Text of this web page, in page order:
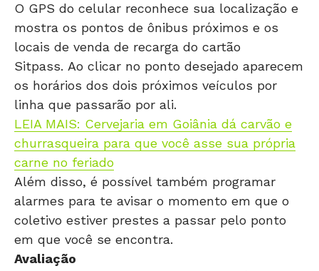
O GPS do celular reconhece sua localização e
mostra os pontos de ônibus próximos e os
locais de venda de recarga do cartão
Sitpass. Ao clicar no ponto desejado aparecem
os horários dos dois próximos veículos por
linha que passarão por ali.
LEIA MAIS: Cervejaria em Goiânia dá carvão e
churrasqueira para que você asse sua própria
carne no feriado
Além disso, é possível também programar
alarmes para te avisar o momento em que o
coletivo estiver prestes a passar pelo ponto
em que você se encontra.
Avaliação